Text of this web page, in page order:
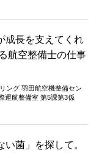
成長を支えてくれ
航空整備士の仕事
ング 羽田航空機整備セン
運航整備室 第5課第3係
い菌」を探して。